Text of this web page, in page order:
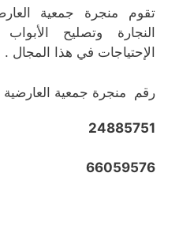
تقوم منجرة جمعية
النجارة وتصليح
الإحتياجات في هذا المجال .
رقم منجرة جمعية العارضية
24885751
66059576